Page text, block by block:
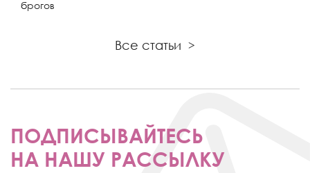
брогов
Все статьи >
ПОДПИСЫВАЙТЕСЬ
НА НАШУ РАССЫЛКУ